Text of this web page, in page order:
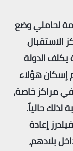
لحاملي وضع
مراكز الاستقبال
الدولة
إسكان هؤلاء
مراكز خاصة،
حالياً.
إعادة
بلادهم،